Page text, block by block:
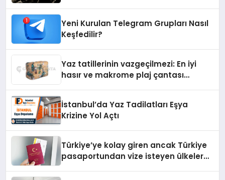
Yeni Kurulan Telegram Grupları Nasıl
Keşfedilir?
Yaz tatillerinin vazgeçilmezi: En iyi
hasır ve makrome plaj çantası
İstanbul’da Yaz Tadilatları Eşya
Krizine Yol Açtı
Türkiye’ye kolay giren ancak Türkiye
pasaportundan vize isteyen ülkeler